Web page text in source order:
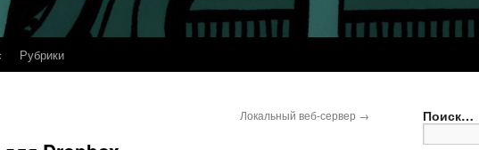
Рубрики
Локальный веб-сервер → Поиск…